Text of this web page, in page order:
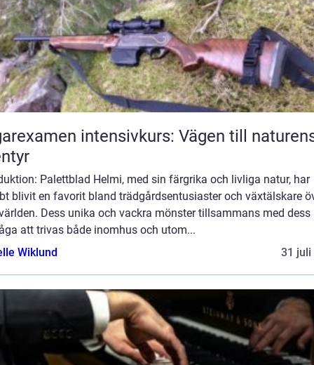
intensivkurs: Vägen till
Palettblad Helmi, med sin färgrika och livliga natur, har
blivit en favorit bland trädgårdsentusiaster och växtälskare
Dess unika och vackra mönster tillsammans med dess
att trivas både inomhus och utom...
Wiklund
31 juli